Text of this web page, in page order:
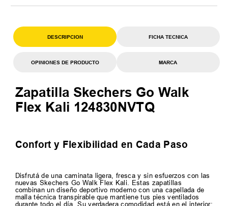
DESCRIPCION FICHA TECNICA
OPINIONES DE PRODUCTO MARCA
Zapatilla Skechers Go Walk
Flex Kali 124830NVTQ
Confort y Flexibilidad en Cada Paso
Disfrutá de una caminata ligera, fresca y sin esfuerzos con las
nuevas Skechers Go Walk Flex Kali. Estas zapatillas
combinan un diseño deportivo moderno con una capellada de
malla técnica transpirable que mantiene tus pies ventilados
durante todo el día. Su verdadera comodidad está en el interior: